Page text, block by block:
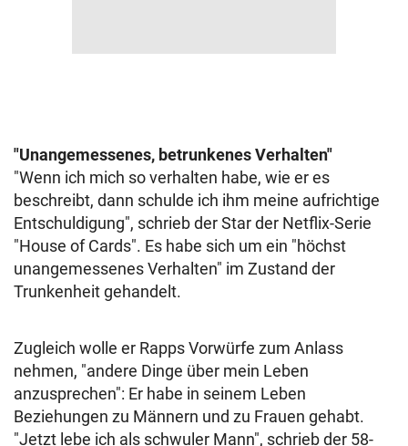
"Unangemessenes, betrunkenes Verhalten"
"Wenn ich mich so verhalten habe, wie er es
beschreibt, dann schulde ich ihm meine aufrichtige
Entschuldigung", schrieb der Star der Netflix-Serie
"House of Cards". Es habe sich um ein "höchst
unangemessenes Verhalten" im Zustand der
Trunkenheit gehandelt.
Zugleich wolle er Rapps Vorwürfe zum Anlass
nehmen, "andere Dinge über mein Leben
anzusprechen": Er habe in seinem Leben
Beziehungen zu Männern und zu Frauen gehabt.
"Jetzt lebe ich als schwuler Mann", schrieb der 58-